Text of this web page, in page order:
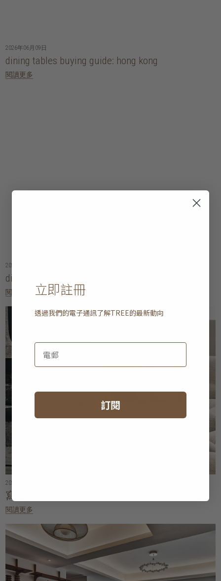
2026年06月09日
dining tables buying guide: hong kong
閱讀更多
2026年06月09日
dining tables buying guide: hong kong
閱讀更多
2026年02月24日
寫意生活：2026年塑造家居的五大設計
閱讀更多
立即註冊
透過我們的電子通訊了解TREE的最新動向
訂閱